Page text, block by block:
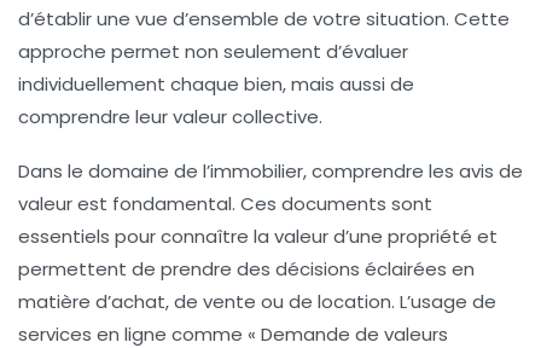
d’établir une vue d’ensemble de votre situation. Cette
approche permet non seulement d’évaluer
individuellement chaque bien, mais aussi de
comprendre leur valeur collective.
Dans le domaine de l’immobilier, comprendre les avis de
valeurest fondamental. Ces documents sont
essentiels pour connaître la valeur d’une propriété et
permettent de prendre des décisions éclairées en
matière d’achat, de vente ou de location. L’usage de
services en ligne comme « Demande de valeurs